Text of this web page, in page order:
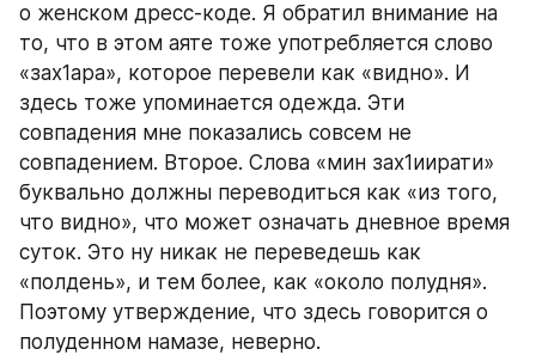
о женском дресс-коде. Я обратил внимание на
то, что в этом аяте тоже употребляется слово
«зах1ара», которое перевели как «видно». И
здесь тоже упоминается одежда. Эти
совпадения мне показались совсем не
совпадением. Второе. Слова «мин зах1иирати»
буквально должны переводиться как «из того,
что видно», что может означать дневное время
суток. Это ну никак не переведешь как
«полдень», и тем более, как «около полудня».
Поэтому утверждение, что здесь говорится о
полуденном намазе, неверно.